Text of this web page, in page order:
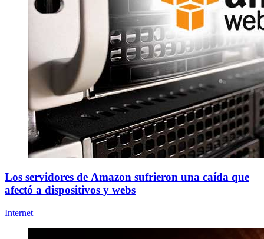
Los servidores de Amazon sufrieron una caída que
afectó a dispositivos y webs
Internet